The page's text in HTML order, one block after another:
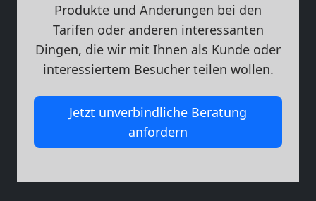
Produkte und Änderungen bei den
Tarifen oder anderen interessanten
Dingen, die wir mit Ihnen als Kunde oder
interessiertem Besucher teilen wollen.
Jetzt unverbindliche Beratung
anfordern